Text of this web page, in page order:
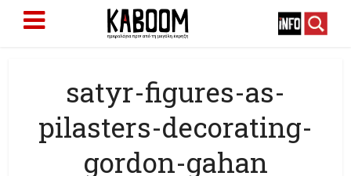
satyr-figures-as-
pilasters-decorating-
gordon-gahan